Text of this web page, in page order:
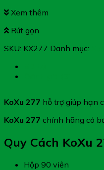
Xem thêm
Rút gọn
SKU: KX277 Danh mục:
KoXu 277 hỗ trợ giúp hạn
KoXu 277 chính hãng có
Quy Cách KoXu
Hộp 90 viên